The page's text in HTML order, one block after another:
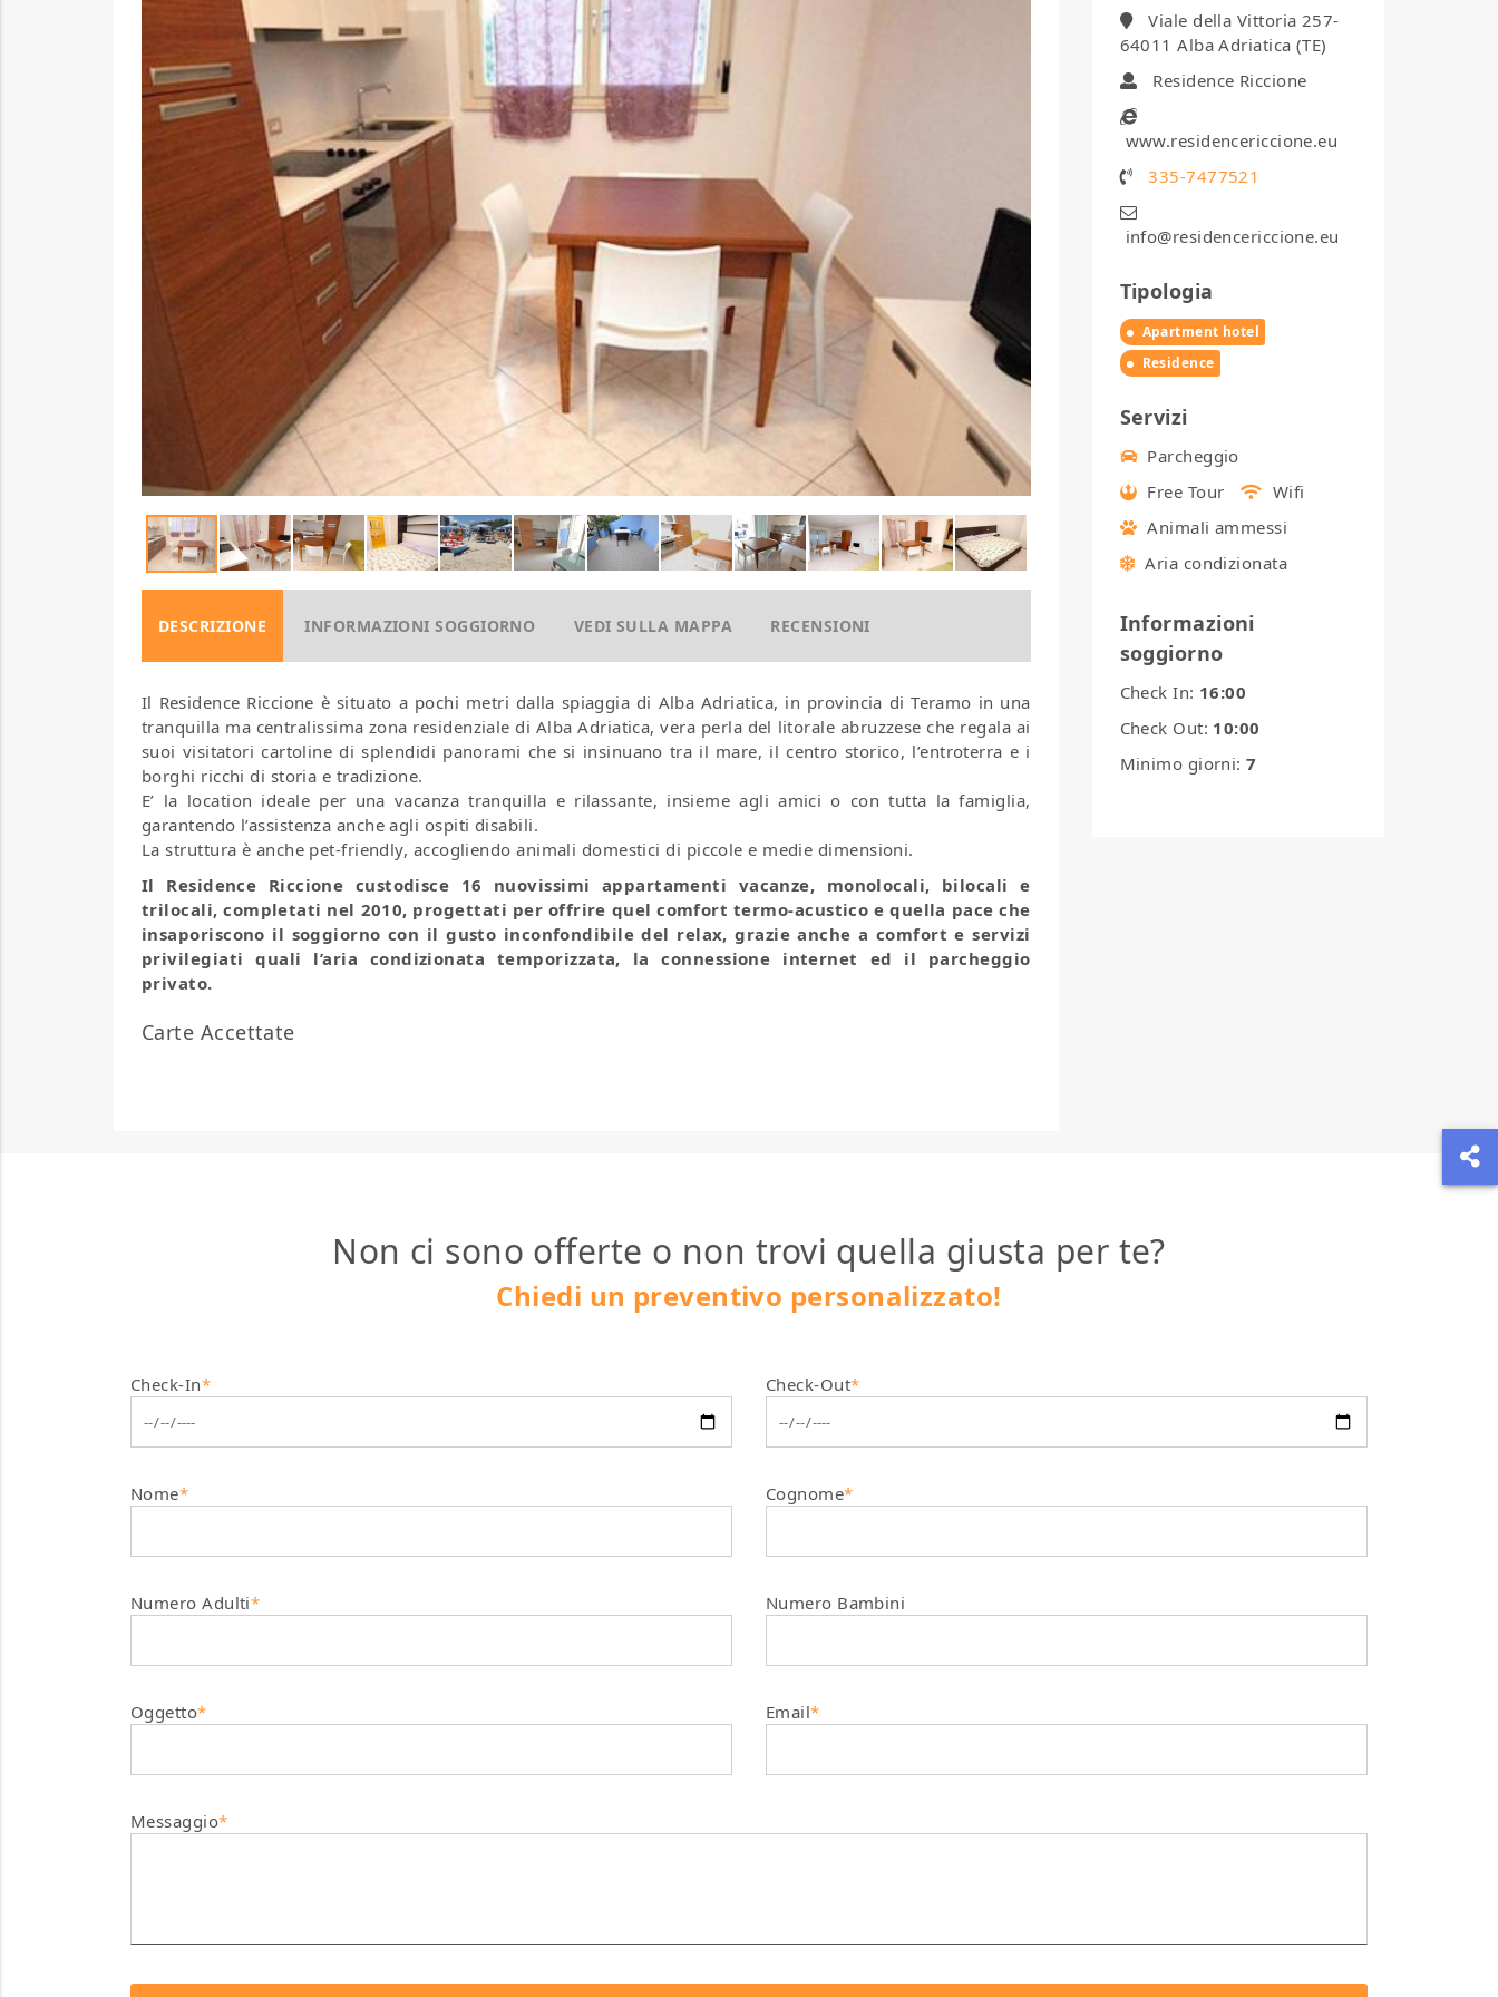
Viale della Vittoria 257-
64011 Alba Adriatica (TE)
Residence Riccione
www.residencericcione.eu
335-7477521
info@residencericcione.eu
Tipologia
Apartment hotel
Residence
Servizi
Parcheggio
Free Tour
Wifi
Animali ammessi
Aria condizionata
Informazioni
soggiorno
Check In: 16:00
Check Out: 10:00
Minimo giorni:7
DESCRIZIONE INFORMAZIONI SOGGIORNO VEDI SULLA MAPPA RECENSIONI
Il Residence Riccione è situato a pochi metri dalla spiaggia di Alba Adriatica, in provincia di Teramo in una
tranquilla ma centralissima zona residenziale di Alba Adriatica, vera perla del litorale abruzzese che regala ai
suoi visitatori cartoline di splendidi panorami che si insinuano tra il mare, il centro storico, l’entroterra e i
borghi ricchi di storia e tradizione.
E’ la location ideale per una vacanza tranquilla e rilassante, insieme agli amici o con tutta la famiglia,
garantendo l’assistenza anche agli ospiti disabili.
La struttura è anche pet-friendly, accogliendo animali domestici di piccole e medie dimensioni.
Il Residence Riccione custodisce 16
nuovissimi appartamenti vacanze, monolocali, bilocali e
trilocali, completati nel 2010, progettati per offrire quel comfort termo-acustico e quella pace che
insaporiscono il soggiorno con il gusto inconfondibile del relax, grazie anche a comfort e servizi
privilegiati quali l’aria condizionata temporizzata, la connessione internet ed il parcheggio
privato.
Carte Accettate
Non ci sono offerte o non trovi quella giusta per te?
Chiedi un preventivo personalizzato!
Check-In* Check-Out*
Nome* Cognome*
Numero Adulti* Numero Bambini
Oggetto* Email*
Messaggio*